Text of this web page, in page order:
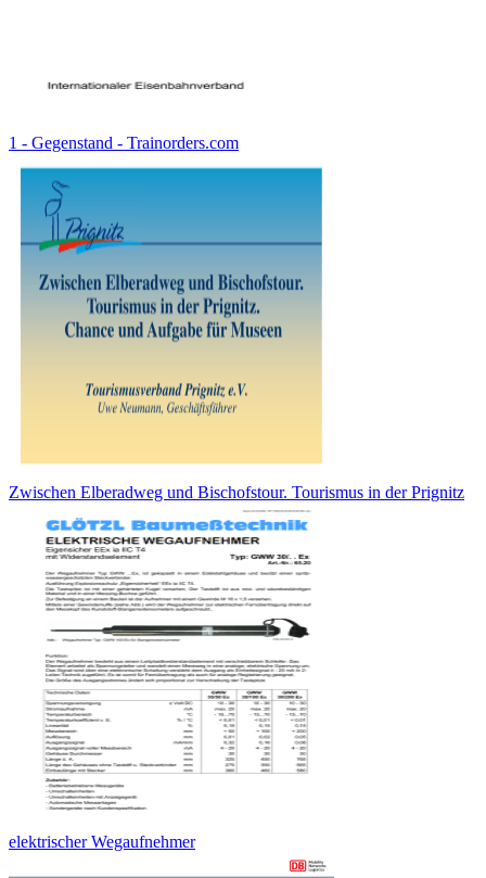
1 - Gegenstand - Trainorders.com
Zwischen Elberadweg und Bischofstour. Tourismus in der Prignitz
elektrischer Wegaufnehmer